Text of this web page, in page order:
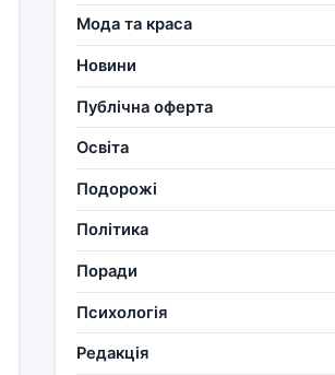
Мода та краса
Новини
Публічна оферта
Освіта
Подорожі
Політика
Поради
Психологія
Редакція